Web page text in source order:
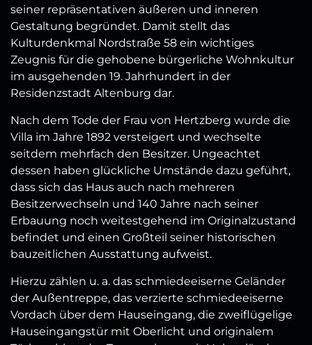
seiner repräsentativen äußeren und inneren
Gestaltung begründet. Damit stellt das
Kulturdenkmal Nordstraße 58 ein wichtiges
Zeugnis für die gehobene bürgerliche Wohnkultur
im ausgehenden 19. Jahrhundert in der
Residenzstadt Altenburg dar.
Nach dem Tode der Frau von Hertzberg wurde die
Villa im Jahre 1892 versteigert und wechselte
seitdem mehrfach den Besitzer. Ungeachtet
dessen haben glückliche Umstände dazu geführt,
dass sich das Haus auch nach mehreren
Besitzerwechseln und 140 Jahre nach seiner
Erbauung noch weitestgehend im Originalzustand
befindet und einen Großteil seiner historischen
bauzeitlichen Ausstattung aufweist.
Hierzu zählen u. a. das schmiedeeiserne Geländer
der Außentreppe, das verzierte schmiedeeiserne
Vordach über dem Hauseingang, die zweiflügelige
Hauseingangstür mit Oberlicht und originalem